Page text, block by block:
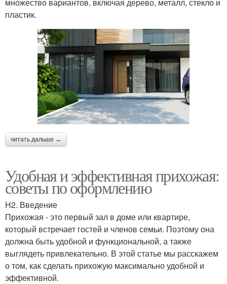
множество вариантов, включая дерево, металл, стекло и
пластик.
читать дальше →
Удобная и эффективная прихожая:
советы по оформлению
H2. Введение
Прихожая - это первый зал в доме или квартире,
который встречает гостей и членов семьи. Поэтому она
должна быть удобной и функциональной, а также
выглядеть привлекательно. В этой статье мы расскажем
о том, как сделать прихожую максимально удобной и
эффективной.